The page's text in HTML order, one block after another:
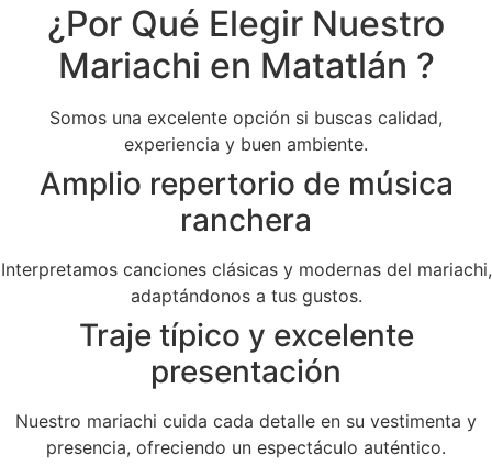
¿Por Qué Elegir Nuestro
Mariachi en Matatlán ?
Somos una excelente opción si buscas calidad,
experiencia y buen ambiente.
Amplio repertorio de música
ranchera
Interpretamos canciones clásicas y modernas del mariachi,
adaptándonos a tus gustos.
Traje típico y excelente
presentación
Nuestro mariachi cuida cada detalle en su vestimenta y
presencia, ofreciendo un espectáculo auténtico.